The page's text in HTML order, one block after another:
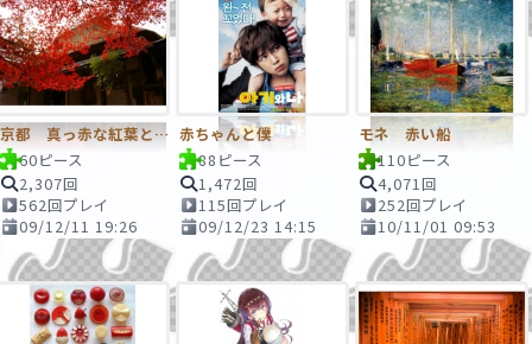
京都 真っ赤な紅葉と茅葺屋根
60ピース
2,307回
562回プレイ
09/12/11 19:26
赤ちゃんと僕
88ピース
1,472回
115回プレイ
09/12/23 14:15
モネ 赤い船
110ピース
4,071回
252回プレイ
10/11/01 09:53